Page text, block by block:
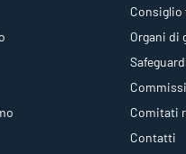
Consiglio
Organi di
Comitati
Contatti